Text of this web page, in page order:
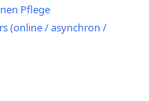
Pflege
(online / asynchron /